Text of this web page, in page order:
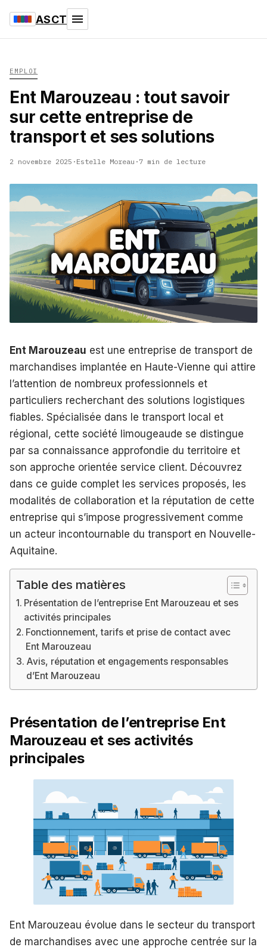
ASCT
EMPLOI
Ent Marouzeau : tout savoir
sur cette entreprise de
transport et ses solutions
2 novembre 2025 · Estelle Moreau · 7 min de lecture
Ent Marouzeau est une entreprise de transport de
marchandises implantée en Haute-Vienne qui attire
l’attention de nombreux professionnels et
particuliers recherchant des solutions logistiques
fiables. Spécialisée dans le transport local et
régional, cette société limougeaude se distingue
par sa connaissance approfondie du territoire et
son approche orientée service client. Découvrez
dans ce guide complet les services proposés, les
modalités de collaboration et la réputation de cette
entreprise qui s’impose progressivement comme
un acteur incontournable du transport en Nouvelle-
Aquitaine.
Table des matières
Présentation de l’entreprise Ent Marouzeau et ses
activités principales
Fonctionnement, tarifs et prise de contact avec
Ent Marouzeau
Avis, réputation et engagements responsables
d’Ent Marouzeau
Présentation de l’entreprise Ent
Marouzeau et ses activités
principales
Ent Marouzeau évolue dans le secteur du transport
de marchandises avec une approche centrée sur la